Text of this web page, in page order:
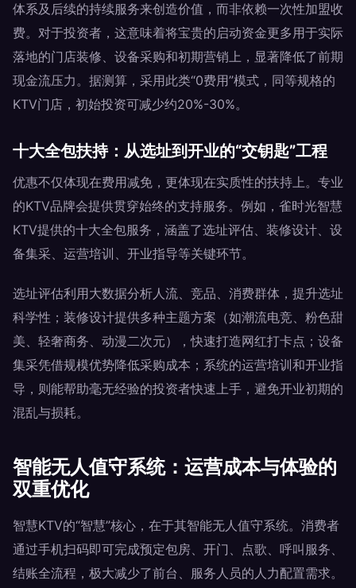
体系及后续的持续服务来创造价值，而非依赖一次性加盟收
费。对于投资者，这意味着将宝贵的启动资金更多用于实际
落地的门店装修、设备采购和初期营销上，显著降低了前期
现金流压力。据测算，采用此类“0费用”模式，同等规格的
KTV门店，初始投资可减少约20%-30%。
十大全包扶持：从选址到开业的“交钥匙”工程
优惠不仅体现在费用减免，更体现在实质性的扶持上。专业
的KTV品牌会提供贯穿始终的支持服务。例如，雀时光智慧
KTV提供的十大全包服务，涵盖了选址评估、装修设计、设
备集采、运营培训、开业指导等关键环节。
选址评估利用大数据分析人流、竞品、消费群体，提升选址
科学性；装修设计提供多种主题方案（如潮流电竞、粉色甜
美、轻奢商务、动漫二次元），快速打造网红打卡点；设备
集采凭借规模优势降低采购成本；系统的运营培训和开业指
导，则能帮助毫无经验的投资者快速上手，避免开业初期的
混乱与损耗。
智能无人值守系统：运营成本与体验的
双重优化
智慧KTV的“智慧”核心，在于其智能无人值守系统。消费者
通过手机扫码即可完成预定包房、开门、点歌、呼叫服务、
结账全流程，极大减少了前台、服务人员的人力配置需求。